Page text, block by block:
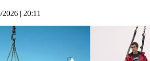
2026 | 20:11